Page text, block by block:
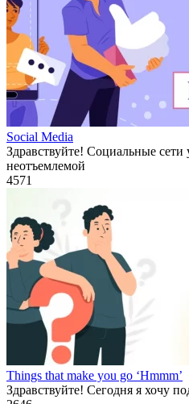
Social Media
Здравствуйте! Социальные сети
неотъемлемой
4571
Things that make you go ‘Hmmm’
Здравствуйте! Сегодня я хочу